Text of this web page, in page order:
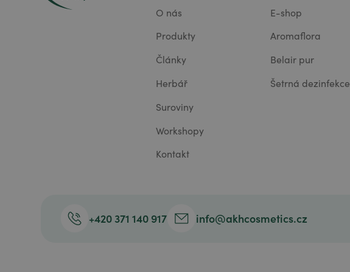
O nás
Produkty
Články
Herbář
Suroviny
Workshopy
Kontakt
E-shop
Aromaflora
Belair pur
Šetrná dezinfekce
+420 371 140 917 info@akhcosmetics.cz